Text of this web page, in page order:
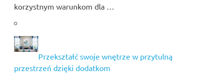
korzystnym warunkom dla …
Przekształć swoje wnętrze w przytulną
przestrzeń dzięki dodatkom